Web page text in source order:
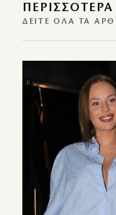
ΠΕΡΙΣΣΌΤΕΡΑ
ΔΕΊΤΕ ΌΛΑ ΤΑ